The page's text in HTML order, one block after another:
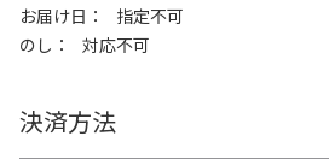
お届け日
指定不可
のし
対応不可
決済方法